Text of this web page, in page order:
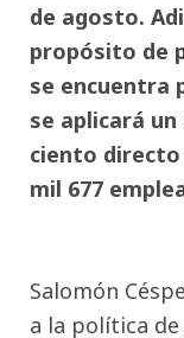
de agosto.
propósito de
se encuentra
se aplicará
ciento directo
mil 677
Salomón
a la política